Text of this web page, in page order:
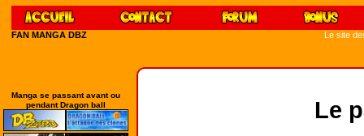
FAN MANGA DBZ Le site
Manga se passant avant ou
pendant Dragon ball
Le